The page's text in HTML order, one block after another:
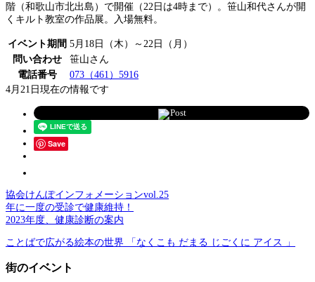
階（和歌山市北出島）で開催（22日は4時まで）。笹山和代さんが開
くキルト教室の作品展。入場無料。
イベント期間 5月18日（木）～22日（月）
問い合わせ
笹山さん
電話番号
073（461）5916
4月21日現在の情報です
Post
Save
協会けんぽインフォメーションvol.25
年に一度の受診で健康維持！
2023年度、健康診断の案内
ことばで広がる絵本の世界 「なくこも だまる じごくに アイス 」
街のイベント